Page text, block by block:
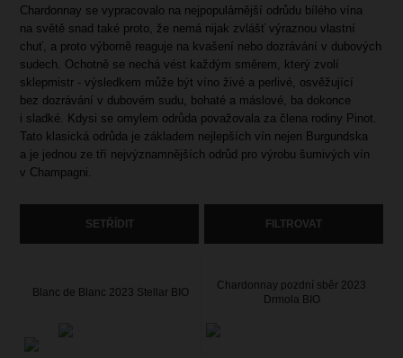
Chardonnay se vypracovalo na nejpopulárnější odrůdu bílého vína
na světě snad také proto, že nemá nijak zvlášť výraznou vlastní
chuť, a proto výborně reaguje na kvašení nebo dozrávání v dubových
sudech. Ochotně se nechá vést každým směrem, který zvolí
sklepmistr - výsledkem může být víno živé a perlivé, osvěžující
bez dozrávání v dubovém sudu, bohaté a máslové, ba dokonce
i sladké. Kdysi se omylem odrůda považovala za člena rodiny Pinot.
Tato klasická odrůda je základem nejlepších vín nejen Burgundska
a je jednou ze tří nejvýznamnějších odrůd pro výrobu šumivých vín
v Champagni.
SETŘÍDIT FILTROVAT
Blanc de Blanc 2023 Stellar BIO
Chardonnay pozdní sběr 2023
Drmola BIO